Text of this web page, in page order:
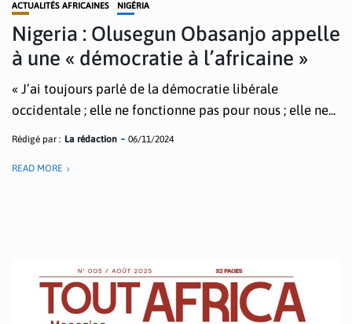
ACTUALITÉS AFRICAINES NIGÉRIA
Nigeria : Olusegun Obasanjo appelle
à une « démocratie à l’africaine »
« J’ai toujours parlé de la démocratie libérale
occidentale ; elle ne fonctionne pas pour nous ; elle ne...
Rédigé par : La rédaction 06/11/2024
READ MORE